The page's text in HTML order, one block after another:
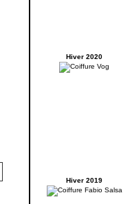
Hiver 2020
Hiver 2019